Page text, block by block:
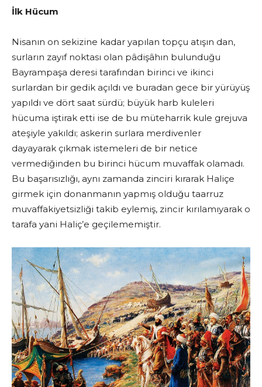
İlk Hücum
Nisanın on sekizine kadar yapılan topçu atışın dan,
surların zayıf noktası olan pâdişâhın bulunduğu
Bayrampaşa deresi tarafından birinci ve ikinci
surlardan bir gedik açıldı ve buradan gece bir yürüyüş
yapıldı ve dört saat sürdü; büyük harb kuleleri
hücuma iştirak etti ise de bu müteharrik kule grejuva
ateşiyle yakıldı; askerin surlara merdivenler
dayayarak çıkmak istemeleri de bir netice
vermediğinden bu birinci hücum muvaffak olamadı.
Bu başarısızlığı, aynı zamanda zinciri kırarak Haliçe
girmek için donanmanın yapmış olduğu taarruz
muvaffakiyetsizliği takib eylemiş, zincir kırılamıyarak o
tarafa yani Haliç’e geçilememiştir.